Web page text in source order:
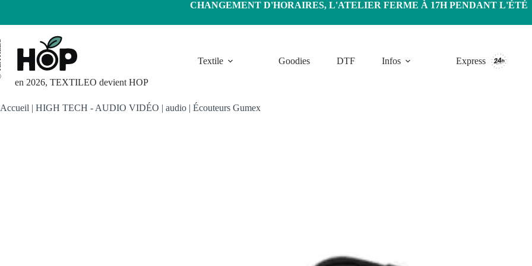
contenu
CHANGEMENT D'HORAIRES, L'ATELIER FERME À 17H PENDANT L'ÉTÉ
en 2026, TEXTILEO devient HOP
Textile Goodies DTF Infos Express
Accueil | HIGH TECH - AUDIO VIDÉO | audio | Écouteurs Gumex